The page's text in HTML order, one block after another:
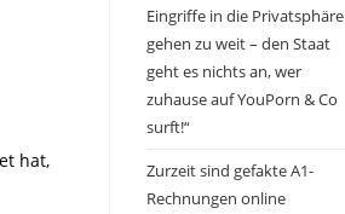
hat,
Eingriffe in die Privatsphäre
gehen zu weit – den Staat
geht es nichts an, wer
zuhause auf YouPorn & Co
surft!“
Zurzeit sind gefakte A1-
Rechnungen online